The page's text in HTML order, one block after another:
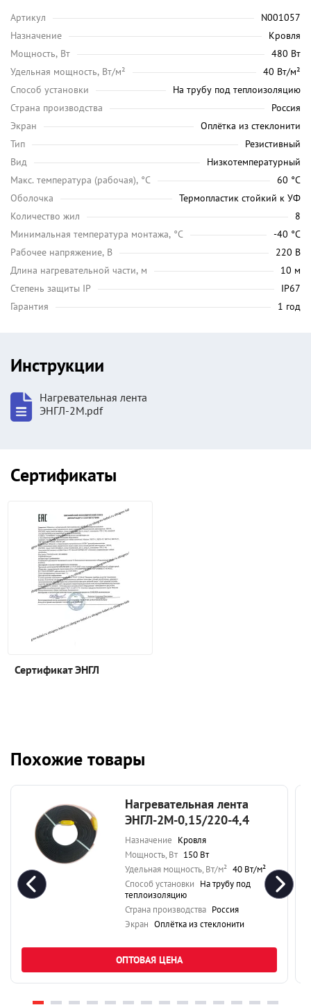
Артикул
N001057
Назначение
Кровля
Мощность, Вт
480 Вт
Удельная мощность, Вт/м²
40 Вт/м²
Способ установки
На трубу под теплоизоляцию
Страна производства
Россия
Экран
Оплётка из стеклонити
Тип
Резистивный
Вид
Низкотемпературный
Maкс. температура (рабочая), °C
60 °C
Оболочка
Термопластик стойкий к УФ
Количество жил
8
Минимальная температура монтажа, °C
-40 °C
Рабочее напряжение, В
220 В
Длина нагревательной части, м
10 м
Степень защиты IP
IP67
Гарантия
1 год
Инструкции
Нагревательная лента
ЭНГЛ-2М.pdf
Сертификаты
Сертификат ЭНГЛ
Похожие товары
Нагревательная лента
ЭНГЛ-2М-0,15/220-4,4
Назначение Кровля
Мощность, Вт 150 Вт
Удельная мощность, Вт/м² 40 Вт/м²
Способ установки На трубу под
теплоизоляцию
Страна производства Россия
Экран Оплётка из стеклонити
ОПТОВАЯ ЦЕНА